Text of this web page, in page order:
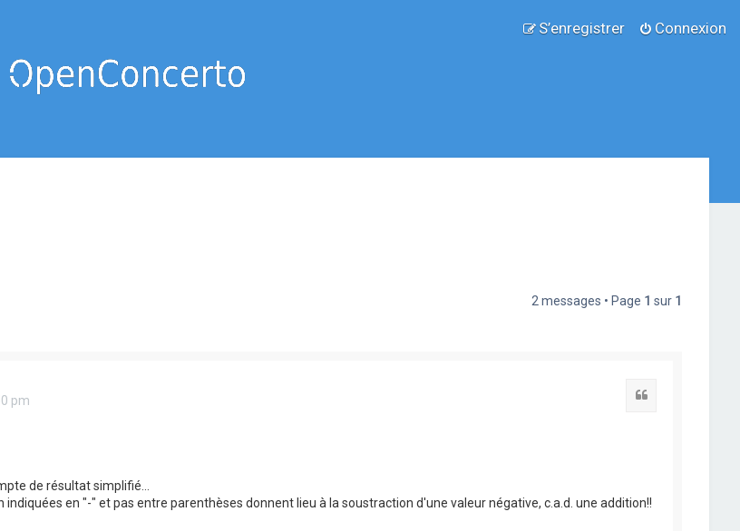
Connexion
S’enregistrer
2 messages • Page 1 sur 1
pm
de résultat simplifié...
indiquées en "-" et pas entre parenthèses donnent lieu à la soustraction d'une valeur négative, c.a.d. une addition!!